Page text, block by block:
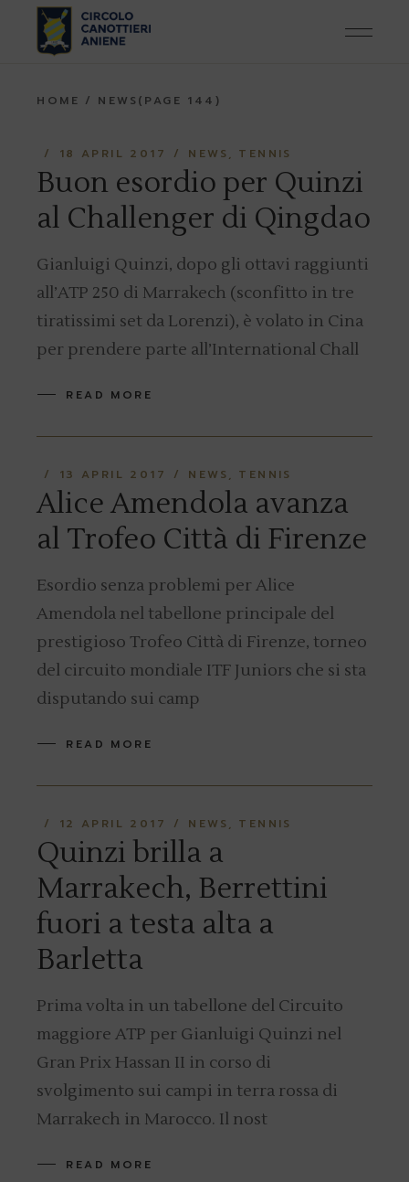
content
HOME NEWS (PAGE 144)
18 APRIL 2017 NEWS TENNIS
Buon esordio per Quinzi
al Challenger di Qingdao
Gianluigi Quinzi, dopo gli ottavi raggiunti
all’ATP 250 di Marrakech (sconfitto in tre
tiratissimi set da Lorenzi), è volato in Cina
per prendere parte all’International Chall
READ MORE
13 APRIL 2017 NEWS TENNIS
Alice Amendola avanza
al Trofeo Città di Firenze
Esordio senza problemi per Alice
Amendola nel tabellone principale del
prestigioso Trofeo Città di Firenze, torneo
del circuito mondiale ITF Juniors che si sta
disputando sui camp
READ MORE
12 APRIL 2017 NEWS TENNIS
Quinzi brilla a
Marrakech, Berrettini
fuori a testa alta a
Barletta
Prima volta in un tabellone del Circuito
maggiore ATP per Gianluigi Quinzi nel
Gran Prix Hassan II in corso di
svolgimento sui campi in terra rossa di
Marrakech in Marocco. Il nost
READ MORE